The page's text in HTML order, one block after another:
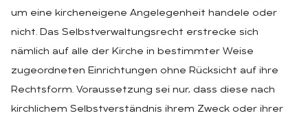
um eine kircheneigene Angelegenheit handele oder
nicht. Das Selbstverwaltungsrecht erstrecke sich
nämlich auf alle der Kirche in bestimmter Weise
zugeordneten Einrichtungen ohne Rücksicht auf ihre
Rechtsform. Voraussetzung sei nur, dass diese nach
kirchlichem Selbstverständnis ihrem Zweck oder ihrer